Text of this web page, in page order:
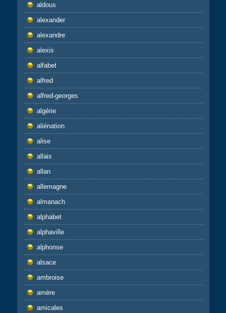
aldous
alexander
alexandre
alexis
alfabet
alfred
alfred-georges
algérie
aliénation
alise
allais
allan
allemagne
almanach
alphabet
alphaville
alphonse
alsace
ambroise
amère
amicales